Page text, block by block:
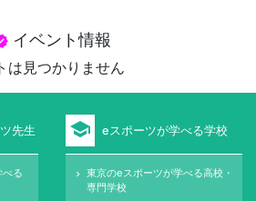
イベント情報
は見つかりません
先生
べる
school eスポーツが学べる学校
keyboard_arrow_right
東京のeスポーツが学べる高校・
専門学校